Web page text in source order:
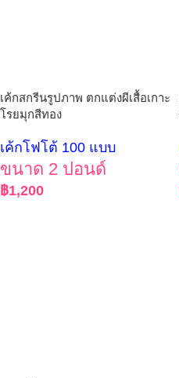
เค้กสกรีนรูปภาพ ตกแต่งผีเสื้อเกาะ
โรยมุกสีทอง
เค้กโฟโต้ 100 แบบ
ขนาด 2 ปอนด์
฿1,200